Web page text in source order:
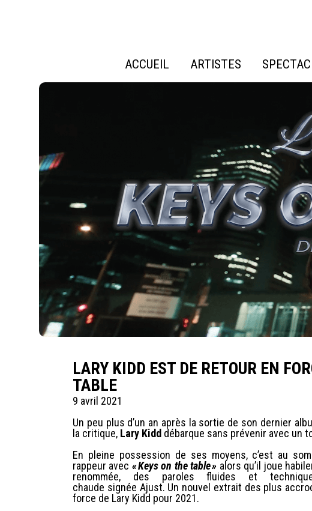
ACCUEIL ARTISTES
LARY KIDD EST DE RETOUR EN
TABLE
9 avril 2021
Un peu plus d’un an après la sortie de son dernier
la critique, Lary Kidd débarque sans prévenir avec un
En pleine possession de ses moyens, c’est au
rappeur avec « Keys on the table » alors qu’il joue
renommée, des paroles fluides et
chaude signée Ajust. Un nouvel extrait des plus
force de Lary Kidd pour 2021.